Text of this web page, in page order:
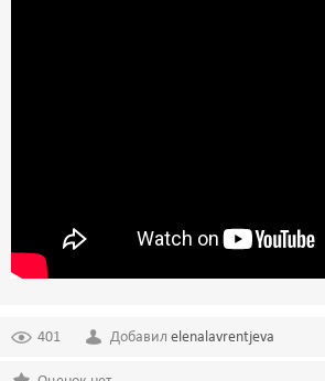
401 Добавил elenalavrentjeva